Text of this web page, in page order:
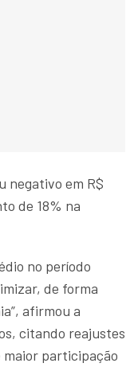
negativo em R$
de 18% na
no período
de forma
afirmou a
citando reajustes
participação